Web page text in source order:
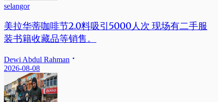
selangor
美拉华蒂咖啡节2.0料吸引5000人次 现场有二手服
装书籍收藏品等销售。
Dewi Abdul Rahman
2026-08-08